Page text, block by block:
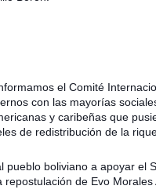
el Comité
con las mayorías
y caribeñas que
de redistribución de la
pueblo boliviano a apoyar el
de Evo Morales